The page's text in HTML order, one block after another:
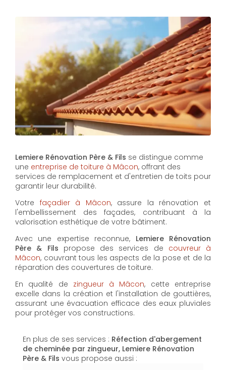
Lemiere Rénovation Père & Fils se distingue comme
une entreprise de toiture à Mâcon, offrant des
services de remplacement et d'entretien de toits pour
garantir leur durabilité.
Votre façadier à Mâcon, assure la rénovation et
l'embellissement des façades, contribuant à la
valorisation esthétique de votre bâtiment.
Avec une expertise reconnue, Lemiere Rénovation
Père & Fils propose des services de couvreur à
Mâcon, couvrant tous les aspects de la pose et de la
réparation des couvertures de toiture.
En qualité de zingueur à Mâcon, cette entreprise
excelle dans la création et l'installation de gouttières,
assurant une évacuation efficace des eaux pluviales
pour protéger vos constructions.
En plus de ses services : Réfection d'abergement
de cheminée par zingueur, Lemiere Rénovation
Père & Fils vous propose aussi :